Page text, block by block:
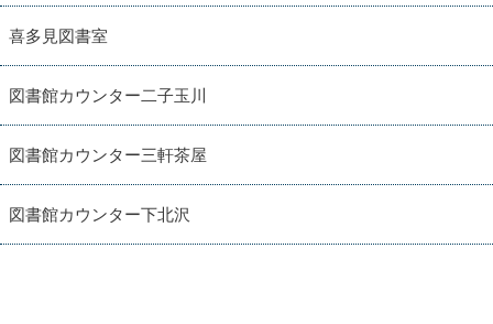
喜多見図書室
図書館カウンター二子玉川
図書館カウンター三軒茶屋
図書館カウンター下北沢